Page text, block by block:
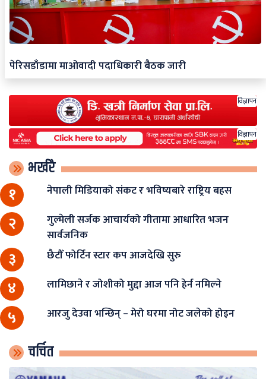
पेरिसडाँडामा माओवादी पदाधिकारी बैठक जारी
विज्ञापन
विज्ञापन
भर्खरै
१ नेपाली मिडियाको संकट र भविष्यबारे राष्ट्रिय बहस
२
गुल्मेली सर्जक आचार्यको गीतामा आधारित भजन
सार्वजनिक
३ छैटौँ फोर्टिन स्टार कप आजदेखि सुरु
४ लामिछाने र जोशीको मुद्दा आज पनि हेर्न नमिल्ने
५ आरजु देउवा भन्छिन् – मेरो घरमा नोट जलेको होइन
चर्चित